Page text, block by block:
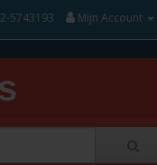
5743193 Mijn Account